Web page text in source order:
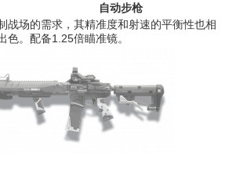
自动步枪
战场的需求，其精准度和射速的平衡性也相
色。配备1.25倍瞄准镜。